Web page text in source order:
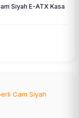
Siyah E-ATX Kasa